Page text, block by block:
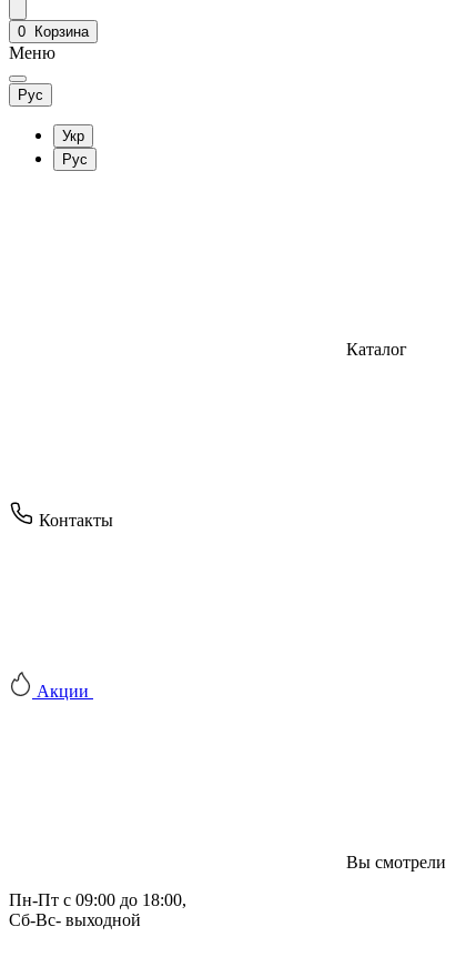
0 Корзина
Меню
Рус
Укр
Рус
Каталог
Контакты
Акции
Вы смотрели
Пн-Пт с 09:00 до 18:00,
Сб-Вс- выходной